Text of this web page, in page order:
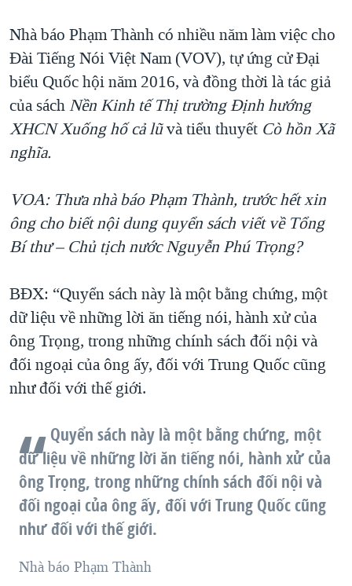
Nhà báo Phạm Thành có nhiều năm làm việc cho
Đài Tiếng Nói Việt Nam (VOV), tự ứng cử Đại
biểu Quốc hội năm 2016, và đồng thời là tác giả
của sáchNền Kinh tế Thị trường Định hướng
XHCN Xuống hố cả lũvà tiểu thuyết Cò hồn Xã
nghĩa.
VOA: Thưa nhà báo Phạm Thành, trước hết xin
ông cho biết nội dung quyển sách viết về Tổng
Bí thư – Chủ tịch nước Nguyễn Phú Trọng?
BĐX: “Quyển sách này là một bằng chứng, một
dữ liệu về những lời ăn tiếng nói, hành xử của
ông Trọng, trong những chính sách đối nội và
đối ngoại của ông ấy, đối với Trung Quốc cũng
như đối với thế giới.
Quyển sách này là một bằng chứng, một
dữ liệu về những lời ăn tiếng nói, hành xử của
ông Trọng, trong những chính sách đối nội và
đối ngoại của ông ấy, đối với Trung Quốc cũng
như đối với thế giới.
Nhà báo Phạm Thành